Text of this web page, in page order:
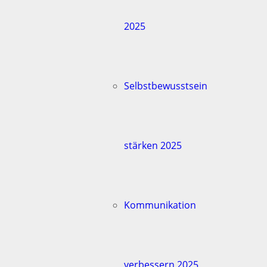
2025
Selbstbewusstsein
stärken 2025
Kommunikation